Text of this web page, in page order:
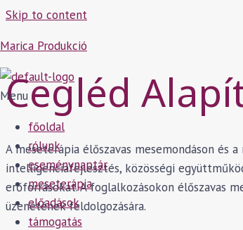
Skip to content
Marica Produkció
Menu
főoldal
rólunk
eseménynaptár
meseterápia
előadások
támogatás
Cegléd
A meseterápia élőszavas mesemondáson
intelligenciafejlesztés, közösségi
erőforrásokat. A foglalkozásokon élőszavas
üzenetének feldolgozására.